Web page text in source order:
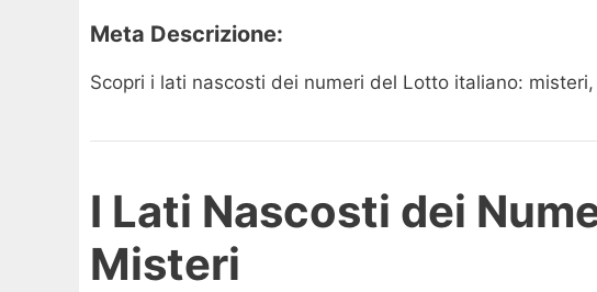
Meta Descrizione:
Scopri i lati nascosti dei numeri del Lotto italiano:
I Lati Nascosti dei
Misteri